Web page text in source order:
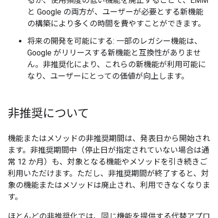
と Google の両方が、ユーザーが必要とする新機能
の構築により多くの時間を費やすことができます。
将来の開発を可能にする: 一部のレガシー機能は、
Google がリリースする新機能と互換性がありませ
ん。非推奨化により、これらの新機能が利用可能に
なり、ユーザーにとっての価値が向上します。
非推奨について
機能またはメソッドの非推奨期間は、発表日から開始され
ます。非推奨期間中（停止日が指定されていない場合は通
常 12 か月）も、対象となる機能やメソッドを引き続きご
利用いただけます。ただし、非推奨期間が終了すると、対
象の機能またはメソッドは廃止され、利用できなくなりま
す。